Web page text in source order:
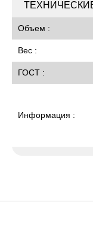
Объем :
Вес :
ГОСТ :
Информация :